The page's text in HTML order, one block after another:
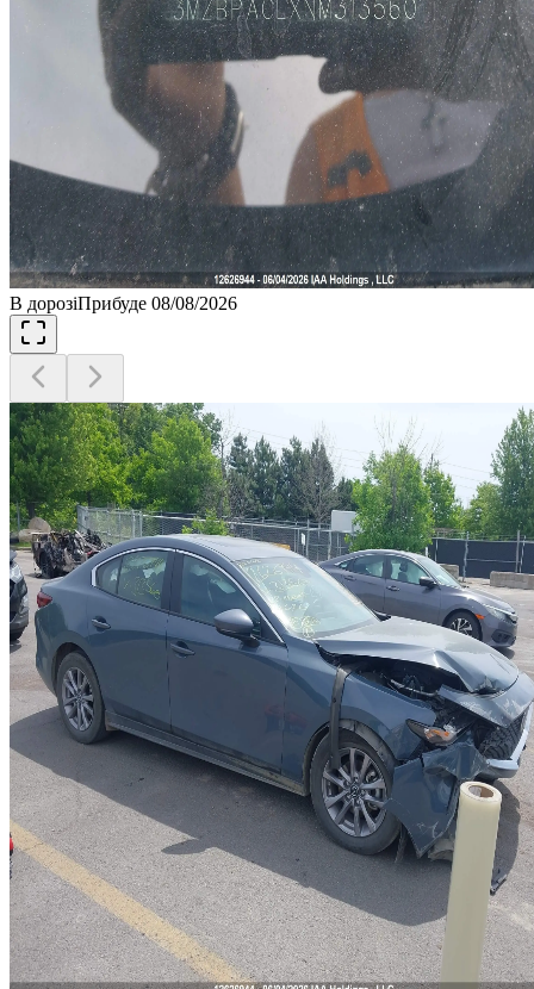
В дорозіПрибуде 08/08/2026